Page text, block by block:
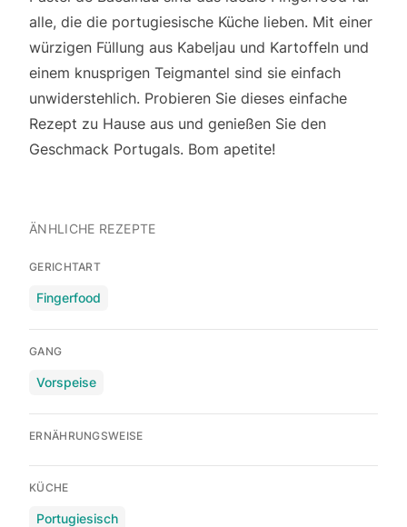
alle, die die portugiesische Küche lieben. Mit einer
würzigen Füllung aus Kabeljau und Kartoffeln und
einem knusprigen Teigmantel sind sie einfach
unwiderstehlich. Probieren Sie dieses einfache
Rezept zu Hause aus und genießen Sie den
Geschmack Portugals. Bom apetite!
ÄNHLICHE REZEPTE
GERICHTART
Fingerfood
GANG
Vorspeise
ERNÄHRUNGSWEISE
KÜCHE
Portugiesisch